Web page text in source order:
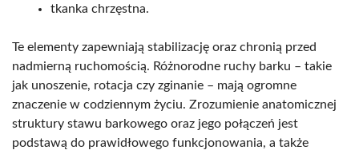
tkanka chrzęstna.
Te elementy zapewniają stabilizację oraz chronią przed
nadmierną ruchomością. Różnorodne ruchy barku – takie
jak unoszenie, rotacja czy zginanie – mają ogromne
znaczenie w codziennym życiu. Zrozumienie anatomicznej
struktury stawu barkowego oraz jego połączeń jest
podstawą do prawidłowego funkcjonowania, a także